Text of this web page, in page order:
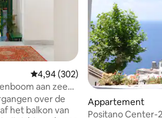
169 recensies
Gemiddelde beoordeling van
4,94 (302)
aan zee
over de
het balkon van
Appartement
Positano Center-